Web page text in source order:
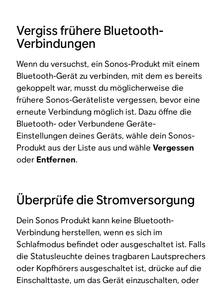
Vergiss frühere Bluetooth-
Verbindungen
Wenn du versuchst, ein Sonos-Produkt mit einem
Bluetooth-Gerät zu verbinden, mit dem es bereits
gekoppelt war, musst du möglicherweise die
frühere Sonos-Geräteliste vergessen, bevor eine
erneute Verbindung möglich ist. Dazu öffne die
Bluetooth- oder Verbundene Geräte-
Einstellungen deines Geräts, wähle dein Sonos-
Produkt aus der Liste aus und wähleVergessen
oder Entfernen.
Überprüfe die Stromversorgung
Dein Sonos Produkt kann keine Bluetooth-
Verbindung herstellen, wenn es sich im
Schlafmodus befindet oder ausgeschaltet ist. Falls
die Statusleuchte deines tragbaren Lautsprechers
oder Kopfhörers ausgeschaltet ist, drücke auf die
Einschalttaste, um das Gerät einzuschalten, oder